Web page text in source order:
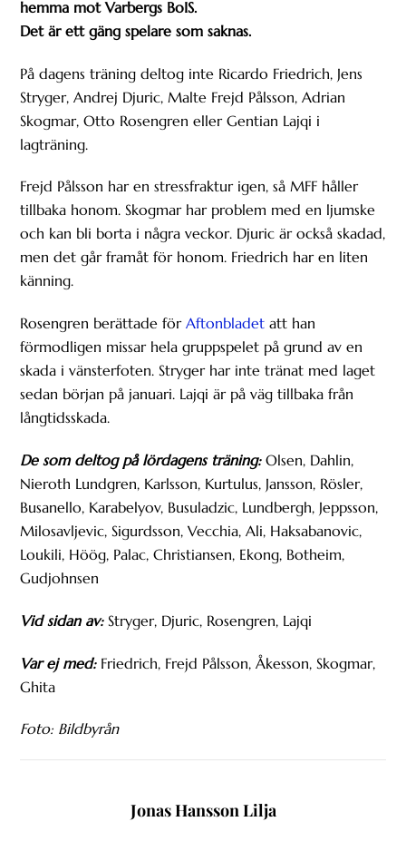
hemma mot Varbergs BoIS.
Det är ett gäng spelare som saknas.
På dagens träning deltog inte Ricardo Friedrich, Jens
Stryger, Andrej Djuric, Malte Frejd Pålsson, Adrian
Skogmar, Otto Rosengren eller Gentian Lajqi i
lagträning.
Frejd Pålsson har en stressfraktur igen, så MFF håller
tillbaka honom. Skogmar har problem med en ljumske
och kan bli borta i några veckor. Djuric är också skadad,
men det går framåt för honom. Friedrich har en liten
känning.
Rosengren berättade förAftonbladet att han
förmodligen missar hela gruppspelet på grund av en
skada i vänsterfoten. Stryger har inte tränat med laget
sedan början på januari. Lajqi är på väg tillbaka från
långtidsskada.
De som deltog på lördagens träning: Olsen, Dahlin,
Nieroth Lundgren, Karlsson, Kurtulus, Jansson, Rösler,
Busanello, Karabelyov, Busuladzic, Lundbergh, Jeppsson,
Milosavljevic, Sigurdsson, Vecchia, Ali, Haksabanovic,
Loukili, Höög, Palac, Christiansen, Ekong, Botheim,
Gudjohnsen
Vid sidan av: Stryger, Djuric, Rosengren, Lajqi
Var ej med:Friedrich, Frejd Pålsson, Åkesson, Skogmar,
Ghita
Foto: Bildbyrån
Jonas Hansson Lilja